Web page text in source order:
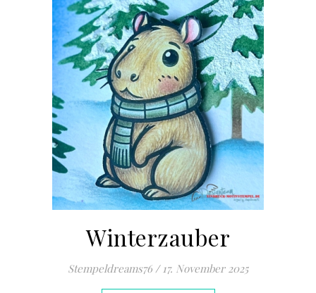
Winterzauber
Stempeldreams76 / 17. November 2025